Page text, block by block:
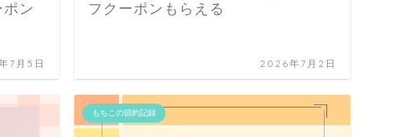
ン
7月5日
フクーポンもらえる
2026年7月2日
もちこの節約記録